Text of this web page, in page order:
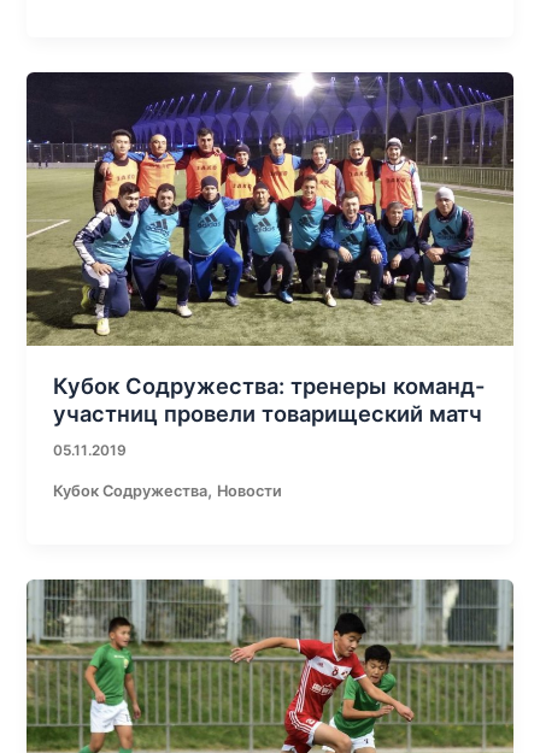
Кубок Содружества: тренеры команд-
участниц провели товарищеский матч
05.11.2019
Кубок Содружества, Новости